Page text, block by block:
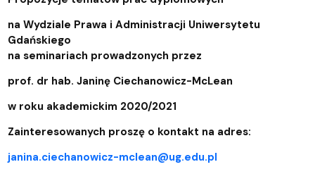
na Wydziale Prawa i Administracji Uniwersytetu
Gdańskiego
na seminariach prowadzonych przez
prof. dr hab. Janinę Ciechanowicz-McLean
w roku akademickim 2020/2021
Zainteresowanych proszę o kontakt na adres:
janina.ciechanowicz-mclean@ug.edu.pl